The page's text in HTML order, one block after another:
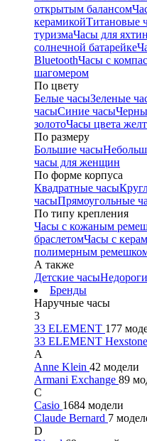
открытым балансом
керамикойТитановые
туризмаЧасы для
солнечной батарейке
BluetoothЧасы с
шагомером
По цвету
Белые часыЗеленые
часыСиние часы
золотоЧасы цвета
По размеру
Большие часы
часы для женщин
По форме корпуса
Квадратные часы
часыПрямоугольные
По типу крепления
Часы с кожаным
браслетомЧасы с
полимерным
А также
Детские часы
Бренды
Наручные часы
3
33 ELEMENT 177
33 ELEMENT Hexstone
A
Anne Klein 42 модели
Armani Exchange 89
C
Casio 1684 модели
Claude Bernard 7
D